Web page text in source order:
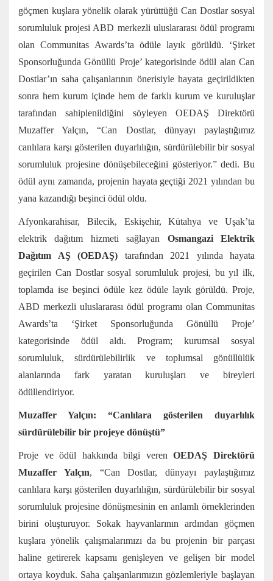
göçmen kuşlara yönelik olarak yürüttüğü Can Dostlar sosyal
sorumluluk projesi ABD merkezli uluslararası ödül programı
olan Communitas Awards’ta ödüle layık görüldü. ‘Şirket
Sponsorluğunda Gönüllü Proje’ kategorisinde ödül alan Can
Dostlar’ın saha çalışanlarının önerisiyle hayata geçirildikten
sonra hem kurum içinde hem de farklı kurum ve kuruluşlar
tarafından sahiplenildiğini söyleyen OEDAŞ Direktörü
Muzaffer Yalçın, “Can Dostlar, dünyayı paylaştığımız
canlılara karşı gösterilen duyarlılığın, sürdürülebilir bir sosyal
sorumluluk projesine dönüşebileceğini gösteriyor.” dedi. Bu
ödül aynı zamanda, projenin hayata geçtiği 2021 yılından bu
yana kazandığı beşinci ödül oldu.
Afyonkarahisar, Bilecik, Eskişehir, Kütahya ve Uşak’ta
elektrik dağıtım hizmeti sağlayan Osmangazi Elektrik
Dağıtım AŞ (OEDAŞ) tarafından 2021 yılında hayata
geçirilen Can Dostlar sosyal sorumluluk projesi, bu yıl ilk,
toplamda ise beşinci ödüle kez ödüle layık görüldü. Proje,
ABD merkezli uluslararası ödül programı olan Communitas
Awards’ta ‘Şirket Sponsorluğunda Gönüllü Proje’
kategorisinde ödül aldı. Program; kurumsal sosyal
sorumluluk, sürdürülebilirlik ve toplumsal gönüllülük
alanlarında fark yaratan kuruluşları ve bireyleri
ödüllendiriyor.
Muzaffer Yalçın: “Canlılara gösterilen duyarlılık
sürdürülebilir bir projeye dönüştü”
Proje ve ödül hakkında bilgi verenOEDAŞ Direktörü
Muzaffer Yalçın, “Can Dostlar, dünyayı paylaştığımız
canlılara karşı gösterilen duyarlılığın, sürdürülebilir bir sosyal
sorumluluk projesine dönüşmesinin en anlamlı örneklerinden
birini oluşturuyor. Sokak hayvanlarının ardından göçmen
kuşlara yönelik çalışmalarımızı da bu projenin bir parçası
haline getirerek kapsamı genişleyen ve gelişen bir model
ortaya koyduk. Saha çalışanlarımızın gözlemleriyle başlayan